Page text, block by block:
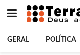
GERAL POLÍTICA